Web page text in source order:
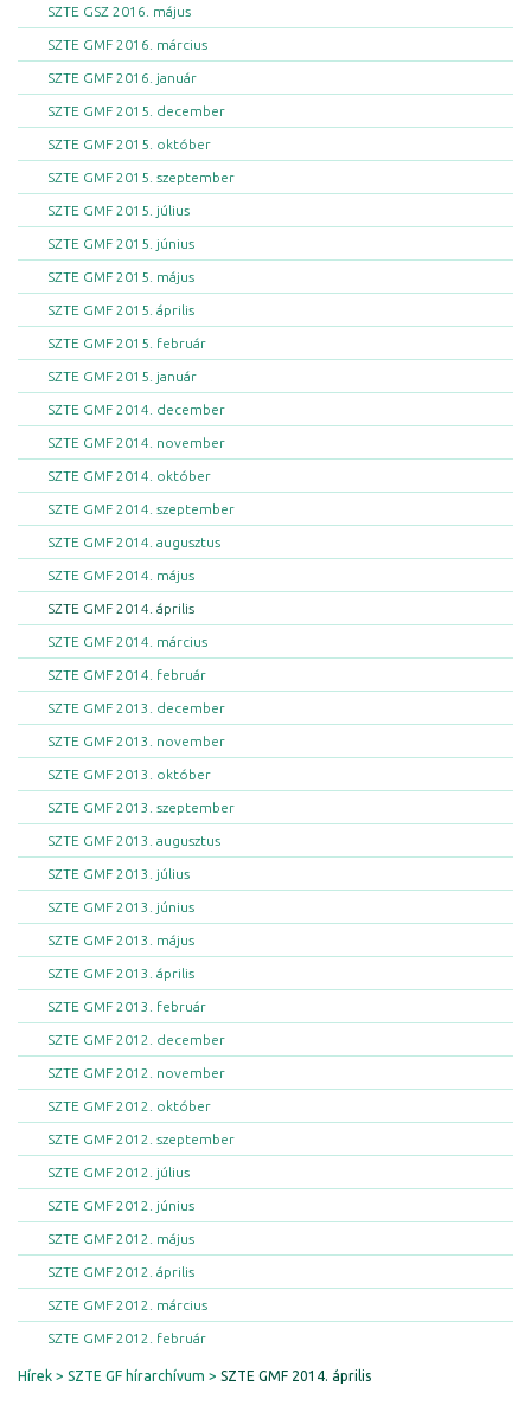
SZTE GSZ 2016. május
SZTE GMF 2016. március
SZTE GMF 2016. január
SZTE GMF 2015. december
SZTE GMF 2015. október
SZTE GMF 2015. szeptember
SZTE GMF 2015. július
SZTE GMF 2015. június
SZTE GMF 2015. május
SZTE GMF 2015. április
SZTE GMF 2015. február
SZTE GMF 2015. január
SZTE GMF 2014. december
SZTE GMF 2014. november
SZTE GMF 2014. október
SZTE GMF 2014. szeptember
SZTE GMF 2014. augusztus
SZTE GMF 2014. május
SZTE GMF 2014. április
SZTE GMF 2014. március
SZTE GMF 2014. február
SZTE GMF 2013. december
SZTE GMF 2013. november
SZTE GMF 2013. október
SZTE GMF 2013. szeptember
SZTE GMF 2013. augusztus
SZTE GMF 2013. július
SZTE GMF 2013. június
SZTE GMF 2013. május
SZTE GMF 2013. április
SZTE GMF 2013. február
SZTE GMF 2012. december
SZTE GMF 2012. november
SZTE GMF 2012. október
SZTE GMF 2012. szeptember
SZTE GMF 2012. július
SZTE GMF 2012. június
SZTE GMF 2012. május
SZTE GMF 2012. április
SZTE GMF 2012. március
SZTE GMF 2012. február
Hírek SZTE GF hírarchívum SZTE GMF 2014. április